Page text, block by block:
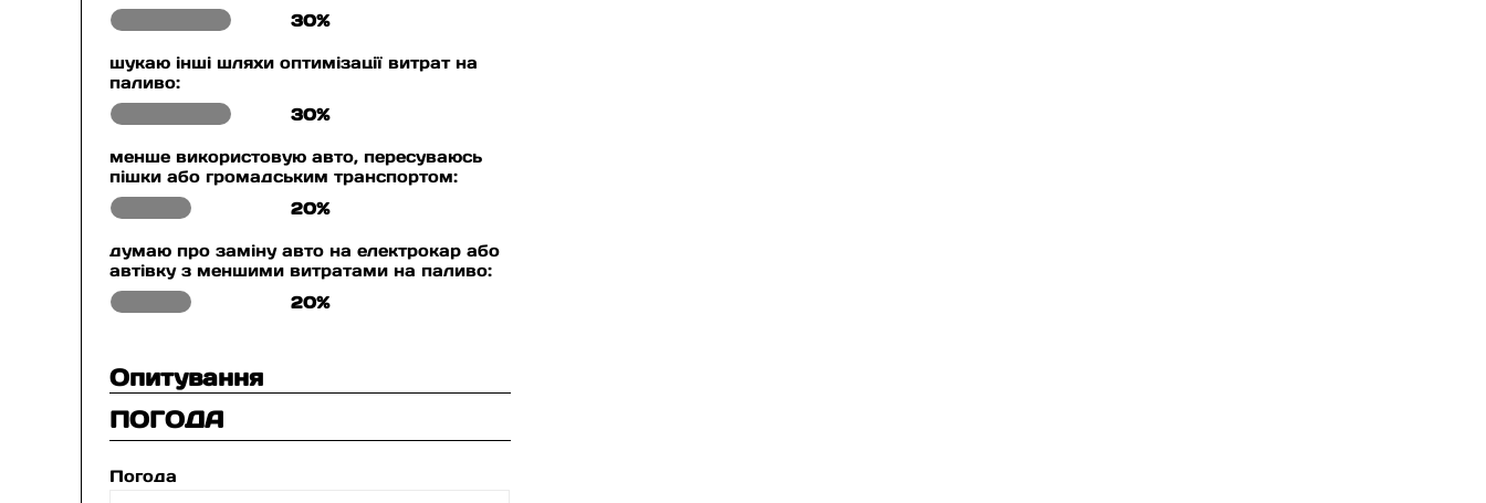
30%
шукаю інші шляхи оптимізації витрат на
паливо:
30%
менше використовую авто, пересуваюсь
пішки або громадським транспортом:
20%
думаю про заміну авто на електрокар або
автівку з меншими витратами на паливо:
20%
Опитування
ПОГОДА
Погода